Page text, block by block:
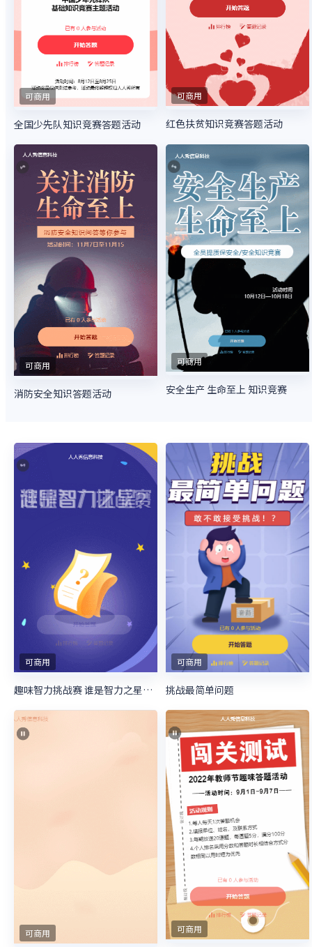
可商用
全国少先队知识竞赛答题活动
可商用
红色扶贫知识竞赛答题活动
可商用
消防安全知识答题活动
可商用
安全生产 生命至上 知识竞赛
可商用
趣味智力挑战赛 谁是智力之星活动
可商用
挑战最简单问题
可商用 可商用